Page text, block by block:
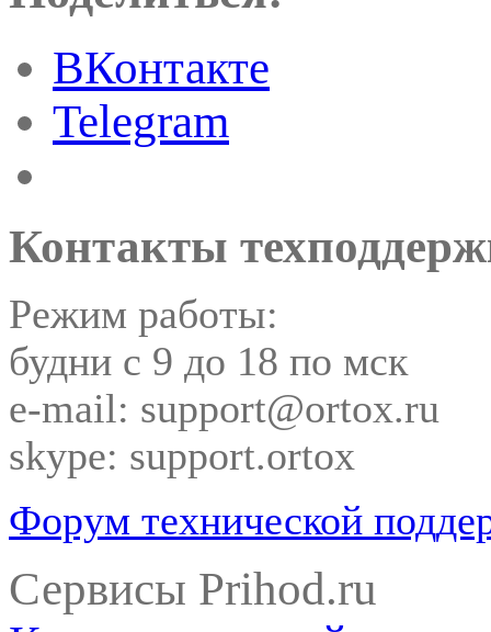
ВКонтакте
Telegram
Контакты
Режим работы:
будни с 9 до 18 по мск
e-mail: support@ortox.ru
skype: support.ortox
Форум технической
Сервисы Prihod.ru